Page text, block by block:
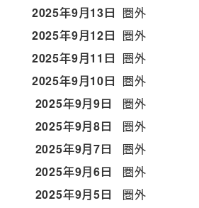
2025年9月13日 圏外
2025年9月12日 圏外
2025年9月11日 圏外
2025年9月10日 圏外
2025年9月9日
圏外
2025年9月8日
圏外
2025年9月7日
圏外
2025年9月6日
圏外
2025年9月5日
圏外